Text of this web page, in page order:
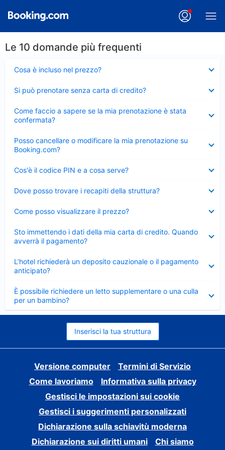
Le 10 domande più frequenti
Cosa è incluso nel prezzo?
chiuso
Si può prenotare senza carta di credito?
chiuso
Come faccio a sapere se la mia prenotazione è stata
confermata?
chiuso
Posso cancellare o modificare la mia prenotazione su
Booking.com?
chiuso
Cos'è il codice PIN e a cosa serve?
chiuso
Dove posso trovare i recapiti della struttura?
chiuso
Come posso visualizzare il prezzo?
chiuso
Sto immettendo i dati della mia carta di credito. Quando
avverrà il pagamento?
chiuso
L’hotel richiederà un deposito cauzionale o il pagamento
anticipato?
chiuso
È possibile richiedere un letto supplementare o una culla
per un bambino?
Elemento
chiuso
Inserisci la tua struttura
Versione computer
Termini di Servizio
Come lavoriamo
Informativa sulla privacy
Gestisci le impostazioni sui cookie
Gestisci i suggerimenti personalizzati
Dichiarazione sulla schiavitù moderna
Dichiarazione sui diritti umani
Chi siamo